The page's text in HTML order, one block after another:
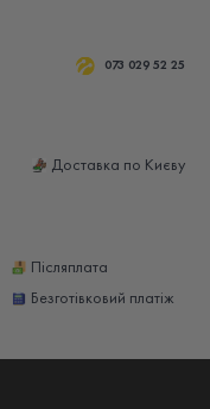
073 029 52 25
Доставка по Києву
Післяплата
Безготівковий платіж